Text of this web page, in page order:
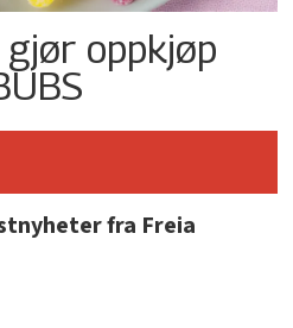
oppkjøp
fra Freia